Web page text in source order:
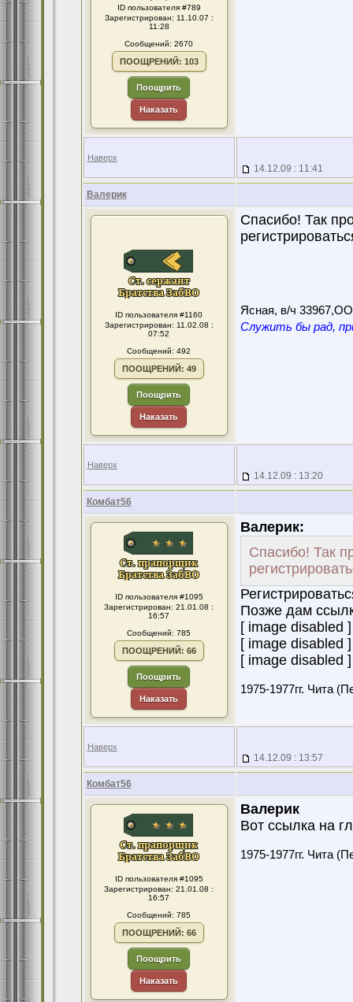
ID пользователя #789
Зарегистрирован: 11.10.07 :
11:28
Сообщений: 2670
ПООЩРЕНИЙ: 103
Поощрить
Наказать
Наверх
14.12.09 : 11:41
Валерик
ID пользователя #1160
Зарегистрирован: 11.02.08 :
07:52
Сообщений: 492
ПООЩРЕНИЙ: 49
Поощрить
Наказать
Спасибо! Так
Ясная, в/ч
Служить бы рад,
Наверх
14.12.09 : 13:20
Комбат56
ID пользователя #1095
Зарегистрирован: 21.01.08 :
16:57
Сообщений: 785
ПООЩРЕНИЙ: 66
Поощрить
Наказать
Валерик:
Спасибо! Так
Позже дам
[ image disabled ]
[ image disabled ]
[ image disabled ]
1975-1977гг. Чита
Наверх
14.12.09 : 13:57
Комбат56
ID пользователя #1095
Зарегистрирован: 21.01.08 :
16:57
Сообщений: 785
ПООЩРЕНИЙ: 66
Поощрить
Наказать
Валерик
Вот ссылка на
1975-1977гг. Чита